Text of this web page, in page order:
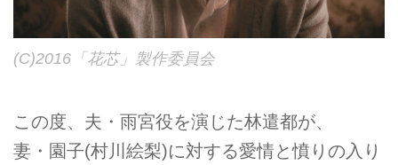
(C)2016「花芯」製作委員会
この度、夫・雨宮役を演じた林遣都が、
妻・園子(村川絵梨)に対する愛情と憤りの入り